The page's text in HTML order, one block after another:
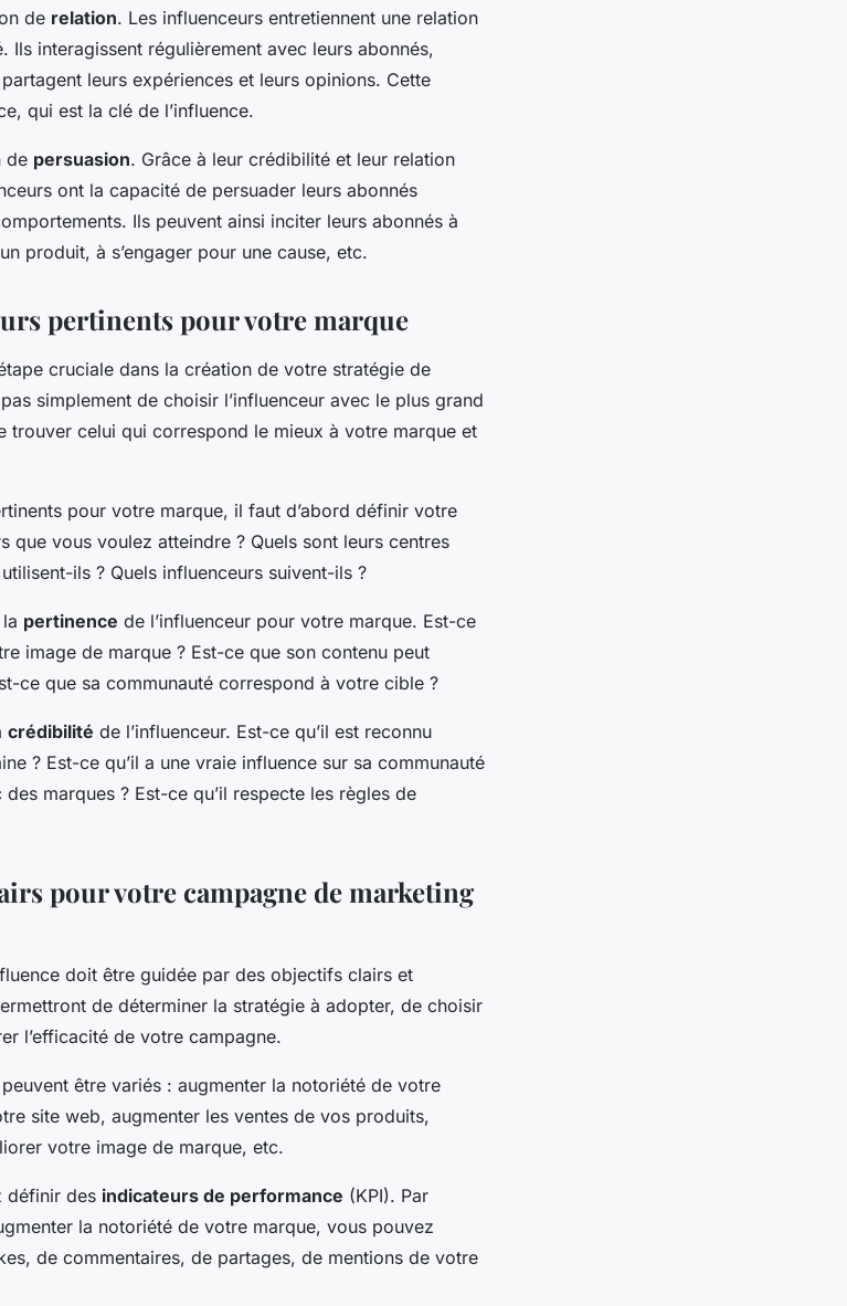
de relation. Les influenceurs entretiennent une relation
Ils interagissent régulièrement avec leurs abonnés,
leurs expériences et leurs opinions. Cette
qui est la clé de l’influence.
de persuasion. Grâce à leur crédibilité et leur relation
ont la capacité de persuader leurs abonnés
Ils peuvent ainsi inciter leurs abonnés à
produit, à s’engager pour une cause, etc.
pertinents pour votre marque
cruciale dans la création de votre stratégie de
simplement de choisir l’influenceur avec le plus grand
trouver celui qui correspond le mieux à votre marque et
pour votre marque, il faut d’abord définir votre
que vous voulez atteindre ? Quels sont leurs centres
ils ? Quels influenceurs suivent-ils ?
pertinence de l’influenceur pour votre marque. Est-ce
image de marque ? Est-ce que son contenu peut
ce que sa communauté correspond à votre cible ?
crédibilité de l’influenceur. Est-ce qu’il est reconnu
? Est-ce qu’il a une vraie influence sur sa communauté
marques ? Est-ce qu’il respecte les règles de
pour votre campagne de marketing
doit être guidée par des objectifs clairs et
de déterminer la stratégie à adopter, de choisir
l’efficacité de votre campagne.
être variés : augmenter la notoriété de votre
site web, augmenter les ventes de vos produits,
votre image de marque, etc.
définir des indicateurs de performance (KPI). Par
la notoriété de votre marque, vous pouvez
de commentaires, de partages, de mentions de votre